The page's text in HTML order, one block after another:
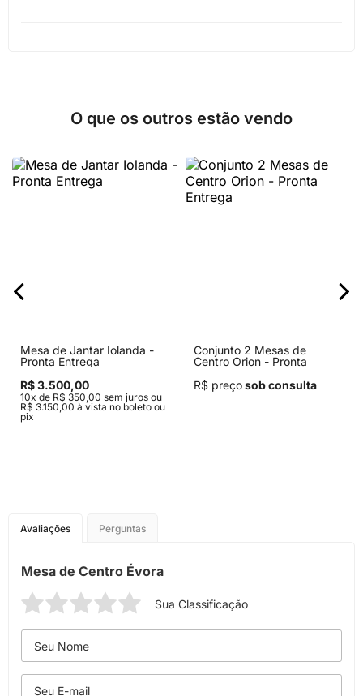
O que os outros estão vendo
Mesa de Jantar Iolanda -
Pronta Entrega
R$ 3.500,00
10x de R$ 350,00 sem juros ou
R$ 3.150,00 à vista no boleto ou
pix
Conjunto 2 Mesas de
Centro Orion - Pronta
R$ preçosob consulta
Avaliações Perguntas
Mesa de Centro Évora
Sua Classificação